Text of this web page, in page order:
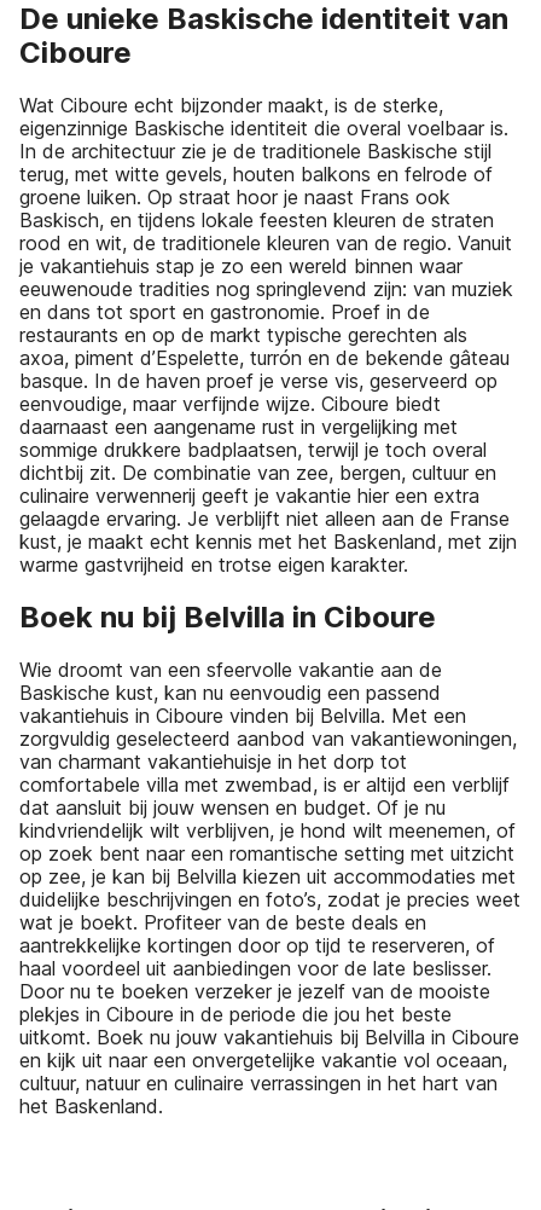
De unieke Baskische identiteit van
Ciboure
Wat Ciboure echt bijzonder maakt, is de sterke,
eigenzinnige Baskische identiteit die overal voelbaar is.
In de architectuur zie je de traditionele Baskische stijl
terug, met witte gevels, houten balkons en felrode of
groene luiken. Op straat hoor je naast Frans ook
Baskisch, en tijdens lokale feesten kleuren de straten
rood en wit, de traditionele kleuren van de regio. Vanuit
je vakantiehuis stap je zo een wereld binnen waar
eeuwenoude tradities nog springlevend zijn: van muziek
en dans tot sport en gastronomie. Proef in de
restaurants en op de markt typische gerechten als
axoa, piment d’Espelette, turrón en de bekende gâteau
basque. In de haven proef je verse vis, geserveerd op
eenvoudige, maar verfijnde wijze. Ciboure biedt
daarnaast een aangename rust in vergelijking met
sommige drukkere badplaatsen, terwijl je toch overal
dichtbij zit. De combinatie van zee, bergen, cultuur en
culinaire verwennerij geeft je vakantie hier een extra
gelaagde ervaring. Je verblijft niet alleen aan de Franse
kust, je maakt echt kennis met het Baskenland, met zijn
warme gastvrijheid en trotse eigen karakter.
Boek nu bij Belvilla in Ciboure
Wie droomt van een sfeervolle vakantie aan de
Baskische kust, kan nu eenvoudig een passend
vakantiehuis in Ciboure vinden bij Belvilla. Met een
zorgvuldig geselecteerd aanbod van vakantiewoningen,
van charmant vakantiehuisje in het dorp tot
comfortabele villa met zwembad, is er altijd een verblijf
dat aansluit bij jouw wensen en budget. Of je nu
kindvriendelijk wilt verblijven, je hond wilt meenemen, of
op zoek bent naar een romantische setting met uitzicht
op zee, je kan bij Belvilla kiezen uit accommodaties met
duidelijke beschrijvingen en foto’s, zodat je precies weet
wat je boekt. Profiteer van de beste deals en
aantrekkelijke kortingen door op tijd te reserveren, of
haal voordeel uit aanbiedingen voor de late beslisser.
Door nu te boeken verzeker je jezelf van de mooiste
plekjes in Ciboure in de periode die jou het beste
uitkomt. Boek nu jouw vakantiehuis bij Belvilla in Ciboure
en kijk uit naar een onvergetelijke vakantie vol oceaan,
cultuur, natuur en culinaire verrassingen in het hart van
het Baskenland.